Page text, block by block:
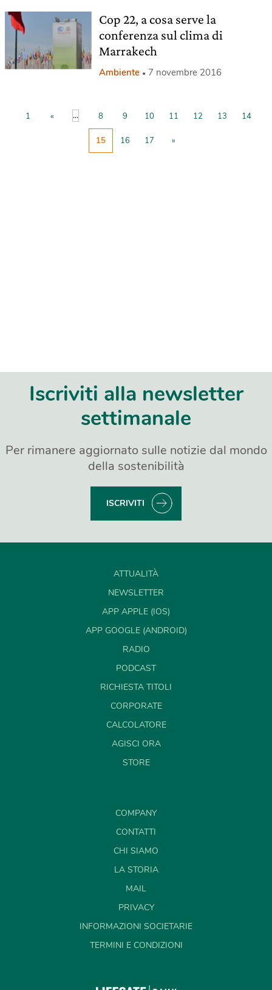
Cop 22, a cosa serve la
conferenza sul clima di
Marrakech
Ambiente 7 novembre 2016
1 « ... 8 9 10 11 12 13 14
15 16 17 »
Iscriviti alla newsletter
settimanale
Per rimanere aggiornato sulle notizie dal mondo
della sostenibilità
ISCRIVITI
ATTUALITÀ
NEWSLETTER
APP APPLE (IOS)
APP GOOGLE (ANDROID)
RADIO
PODCAST
RICHIESTA TITOLI
CORPORATE
CALCOLATORE
AGISCI ORA
STORE
COMPANY
CONTATTI
CHI SIAMO
LA STORIA
MAIL
PRIVACY
INFORMAZIONI SOCIETARIE
TERMINI E CONDIZIONI